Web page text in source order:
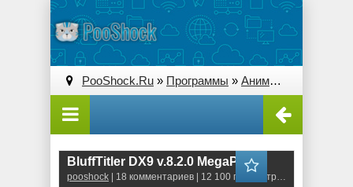
PooShock.Ru » Программы » Анимация и 3D
BluffTitler DX9 v.8.2.0 MegaPack
pooshock | 18 комментариев | 12 100 просмотров